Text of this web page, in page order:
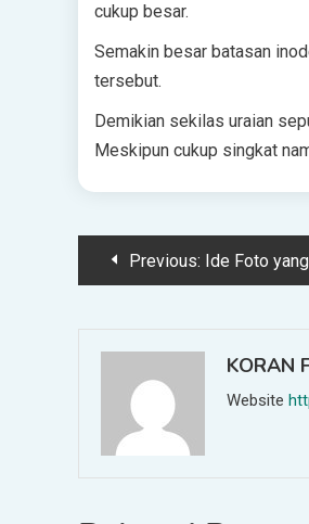
cukup besar.
Semakin besar batasan
tersebut.
Demikian sekilas uraian
Meskipun cukup singkat
PostPrevious: Ide Foto yang Laku di
KORAN
Website